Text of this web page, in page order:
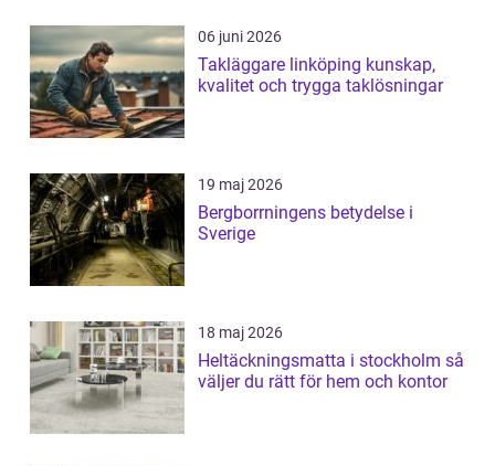
06 juni 2026
Takläggare linköping kunskap,
kvalitet och trygga taklösningar
19 maj 2026
Bergborrningens betydelse i
Sverige
18 maj 2026
Heltäckningsmatta i stockholm så
väljer du rätt för hem och kontor